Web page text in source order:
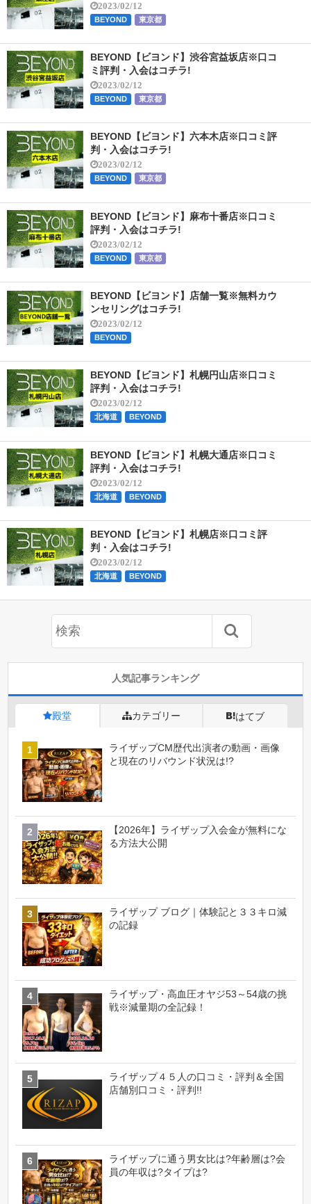
2023/02/12
BEYOND 東京都
BEYOND【ビヨンド】渋谷宮益坂店※口コ
ミ評判・入会はコチラ!
2023/02/12
BEYOND 東京都
BEYOND【ビヨンド】六本木店※口コミ評
判・入会はコチラ!
2023/02/12
BEYOND 東京都
BEYOND【ビヨンド】麻布十番店※口コミ
評判・入会はコチラ!
2023/02/12
BEYOND 東京都
BEYOND【ビヨンド】店舗一覧※無料カウ
ンセリングはコチラ!
2023/02/12
BEYOND
BEYOND【ビヨンド】札幌円山店※口コミ
評判・入会はコチラ!
2023/02/12
北海道 BEYOND
BEYOND【ビヨンド】札幌大通店※口コミ
評判・入会はコチラ!
2023/02/12
北海道 BEYOND
BEYOND【ビヨンド】札幌店※口コミ評
判・入会はコチラ!
2023/02/12
北海道 BEYOND
人気記事ランキング
殿堂 カテゴリー はてブ
ライザップCM歴代出演者の動画・画像
と現在のリバウンド状況は!?
【2026年】ライザップ入会金が無料にな
る方法大公開
ライザップ ブログ｜体験記と３３キロ減
の記録
ライザップ・高血圧オヤジ53～54歳の挑
戦※減量期の全記録！
ライザップ４５人の口コミ・評判＆全国
店舗別口コミ・評判!!
ライザップに通う男女比は?年齢層は?会
員の年収は?タイプは?